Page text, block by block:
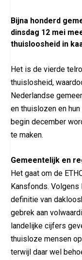
Bijna honderd
dinsdag 12 mei
thuisloosheid in
Het is de vierde
thuislosheid,
Nederlandse
en thuislozen en
begin december
te maken.
Gemeentelijk en
Het gaat om de
Kansfonds. Volgens
definitie van
gebrek aan
landelijke cijfers
thuisloze mensen
terwijl daar wel